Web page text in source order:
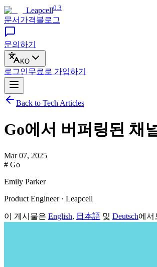
Leapcell0.3
문서 가격블로그
문의하기
KO
로그인무료로 가입하기
Back to Tech Articles
Go에서 버퍼링된 채
Mar 07, 2025
# Go
Emily Parker
Product Engineer · Leapcell
이 게시물은 English, 日本語 및 Deutsch에서